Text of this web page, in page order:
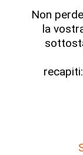
Non
la
recapiti: